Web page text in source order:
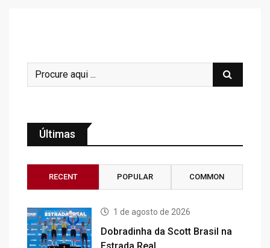
Últimas
RECENT POPULAR COMMON
1 de agosto de 2026
Dobradinha da Scott Brasil na